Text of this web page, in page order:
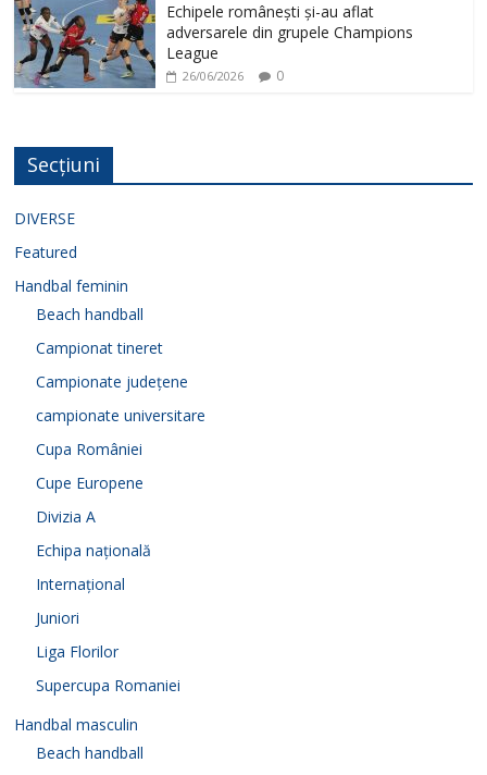
Echipele românești și-au aflat
adversarele din grupele Champions
League
26/06/2026 0
Secțiuni
DIVERSE
Featured
Handbal feminin
Beach handball
Campionat tineret
Campionate județene
campionate universitare
Cupa României
Cupe Europene
Divizia A
Echipa națională
Internațional
Juniori
Liga Florilor
Supercupa Romaniei
Handbal masculin
Beach handball